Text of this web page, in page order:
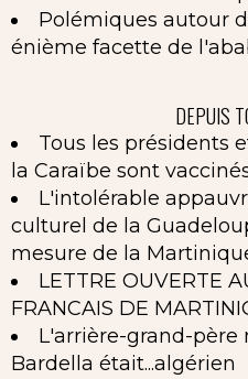
Polémiques autour
énième facette de
DEPUIS
Tous les présidents
la Caraïbe sont
L'intolérable
culturel de la
mesure de la
LETTRE OUVERTE
FRANCAIS DE
L'arrière-grand-père
Bardella était...algérien